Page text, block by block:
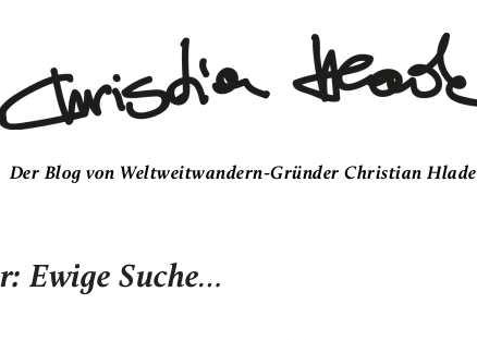
Der Blog von Weltweitwandern-Gründer Christian Hlade
Ewige Suche…